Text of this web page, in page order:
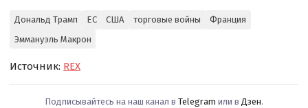
Дональд Трамп ЕС США торговые войны
Франция
Эммануэль Макрон
Источник: REX
Подписывайтесь на наш канал в Telegram или в Дзен.